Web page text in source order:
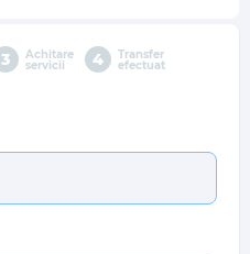
3 Achitare
servicii 4 Transfer
efectuat